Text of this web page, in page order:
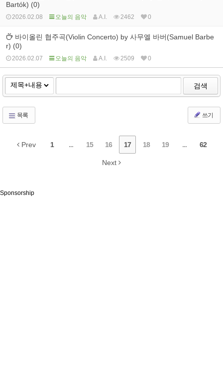
Bartók) (0)
2026.02.08 오늘의 음악 A.I. 2462 0
바이올린 협주곡(Violin Concerto) by 사무엘 바버(Samuel Barbe
r) (0)
2026.02.07 오늘의 음악 A.I. 2509 0
검색
목록 쓰기
Prev 1 ... 15 16 17 18 19 ... 62
Next
Sponsorship